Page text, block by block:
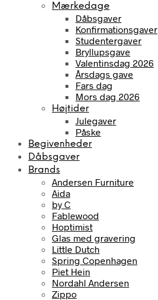
Mærkedage
Dåbsgaver
Konfirmationsgaver
Studentergaver
Bryllupsgave
Valentinsdag 2026
Årsdags gave
Fars dag
Mors dag 2026
Højtider
Julegaver
Påske
Begivenheder
Dåbsgaver
Brands
Andersen Furniture
Aida
by C
Fablewood
Hoptimist
Glas med gravering
Little Dutch
Spring Copenhagen
Piet Hein
Nordahl Andersen
Zippo